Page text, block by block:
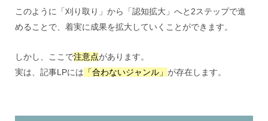
このように「刈り取り」から「認知拡大」へと2ステップで進
めることで、着実に成果を拡大していくことができます。
しかし、ここで注意点があります。
実は、記事LPには 「合わないジャンル」 が存在します。